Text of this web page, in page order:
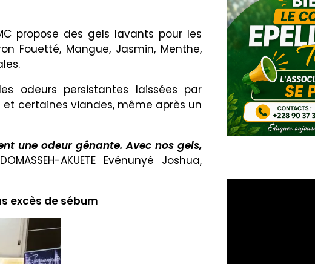
propose des gels lavants pour les
Fouetté, Mangue, Jasmin, Menthe,
odeurs persistantes laissées par
certaines viandes, même après un
une odeur gênante. Avec nos gels,
AKUETE Evénunyé Joshua,
excès de sébum